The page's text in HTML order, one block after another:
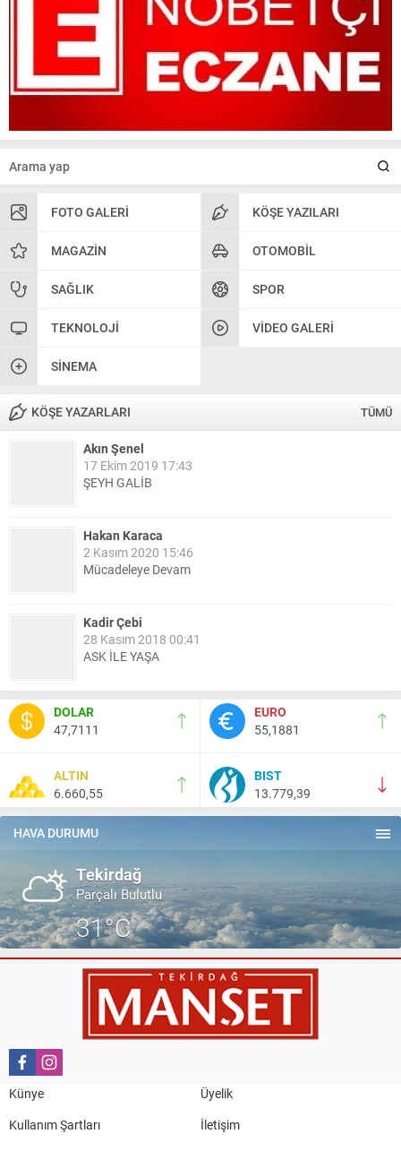
FOTO GALERI KÖŞE YAZILARI
MAGAZIN OTOMOBIL
SAĞLIK SPOR
TEKNOLOJI VIDEO GALERI
SINEMA
KÖŞE YAZARLARI TÜMÜ
Akın Şenel
17 Ekim 2019 17:43
ŞEYH GALİB
Hakan Karaca
2 Kasım 2020 15:46
Mücadeleye Devam
Kadir Çebi
28 Kasım 2018 00:41
ASK İLE YAŞA
Nail Kazanç
10 Mart 2023 21:36
HAYDİ TEKİRDAĞ MAÇA !!!!
Salih Canikli
5 Kasım 2024 19:54
TEKİRDAĞ İL EMNİYET MÜDÜRÜMÜZE HAYIRLI OLSUN
DOLAR
47,7111
EURO
55,1881
ALTIN
6.660,55
BIST
13.779,39
HAVA DURUMU
Tekirdağ
Parçalı Bulutlu
31°C
Künye
Üyelik
Kullanım Şartları
İletişim